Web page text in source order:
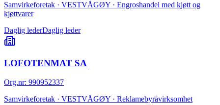
Samvirkeforetak · VESTVÅGØY · Engroshandel med kjøtt og
kjøttvarer
Daglig lederDaglig leder
LOFOTENMAT SA
Org.nr: 990952337
Samvirkeforetak · VESTVÅGØY · Reklamebyråvirksomhet